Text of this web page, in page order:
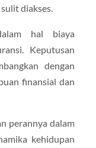
diakses.
hal biaya
Keputusan
dengan
finansial dan
perannya dalam
kehidupan